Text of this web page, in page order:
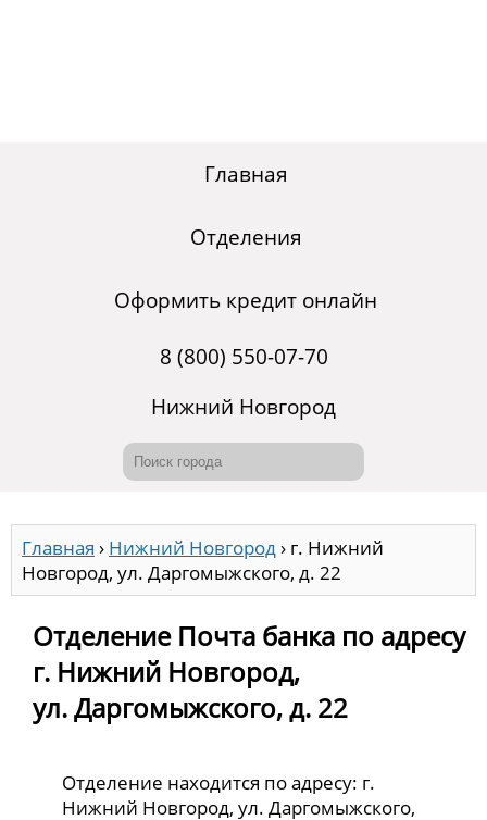
Главная
Отделения
Оформить кредит онлайн
8 (800) 550-07-70
Нижний Новгород
Главная › Нижний Новгород› г. Нижний
Новгород, ул. Даргомыжского, д. 22
Отделение Почта банка по адресу
г. Нижний Новгород,
ул. Даргомыжского, д. 22
Отделение находится по адресу: г.
Нижний Новгород, ул. Даргомыжского,